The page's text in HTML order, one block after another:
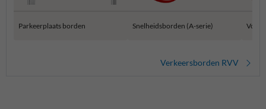
Parkeerplaats borden Snelheidsborden (A-serie)
Verkeersborden RVV